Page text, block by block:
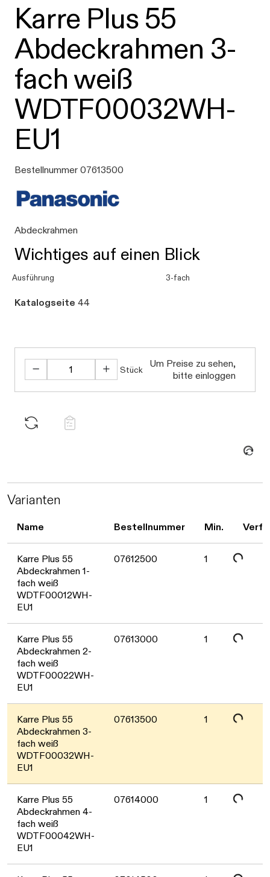
Karre Plus 55
Abdeckrahmen 3-
fach weiß
WDTF00032WH-
EU1
Bestellnummer 07613500
Abdeckrahmen
Wichtiges auf einen Blick
Ausführung 3-fach
Katalogseite 44
Stück
Um Preise zu sehen,
bitte einloggen
Varianten
Name Bestellnummer Min.
Karre Plus 55
Abdeckrahmen 1-
fach weiß
WDTF00012WH-
EU1
07612500 1
Daten werden geladen. Bitte warten...
Karre Plus 55
Abdeckrahmen 2-
fach weiß
WDTF00022WH-
EU1
07613000 1
Daten werden geladen. Bitte warten...
Karre Plus 55
Abdeckrahmen 3-
fach weiß
WDTF00032WH-
EU1
07613500 1
Daten werden geladen. Bitte warten...
Karre Plus 55
Abdeckrahmen 4-
fach weiß
WDTF00042WH-
EU1
07614000 1
Daten werden geladen. Bitte warten...
Daten werden geladen. Bitte warten...